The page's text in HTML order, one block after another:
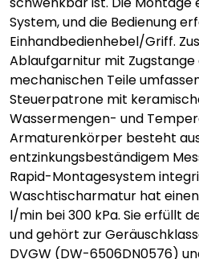
System, und die Bedienung
Einhandbedienhebel/Griff.
Ablaufgarnitur mit
mechanischen Teile
Steuerpatrone mit
Wassermengen- und
Armaturenkörper besteht
entzinkungsbeständigem
Rapid-Montagesystem
Waschtischarmatur hat
l/min bei 300 kPa. Sie erfüllt
und gehört zur
DVGW (DW-6506DN0576)